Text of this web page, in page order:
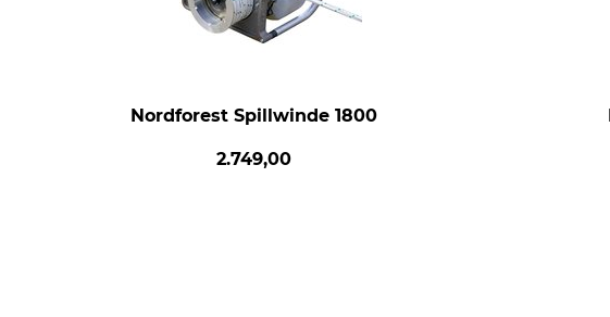
Nordforest Spillwinde 1800
2.749,00